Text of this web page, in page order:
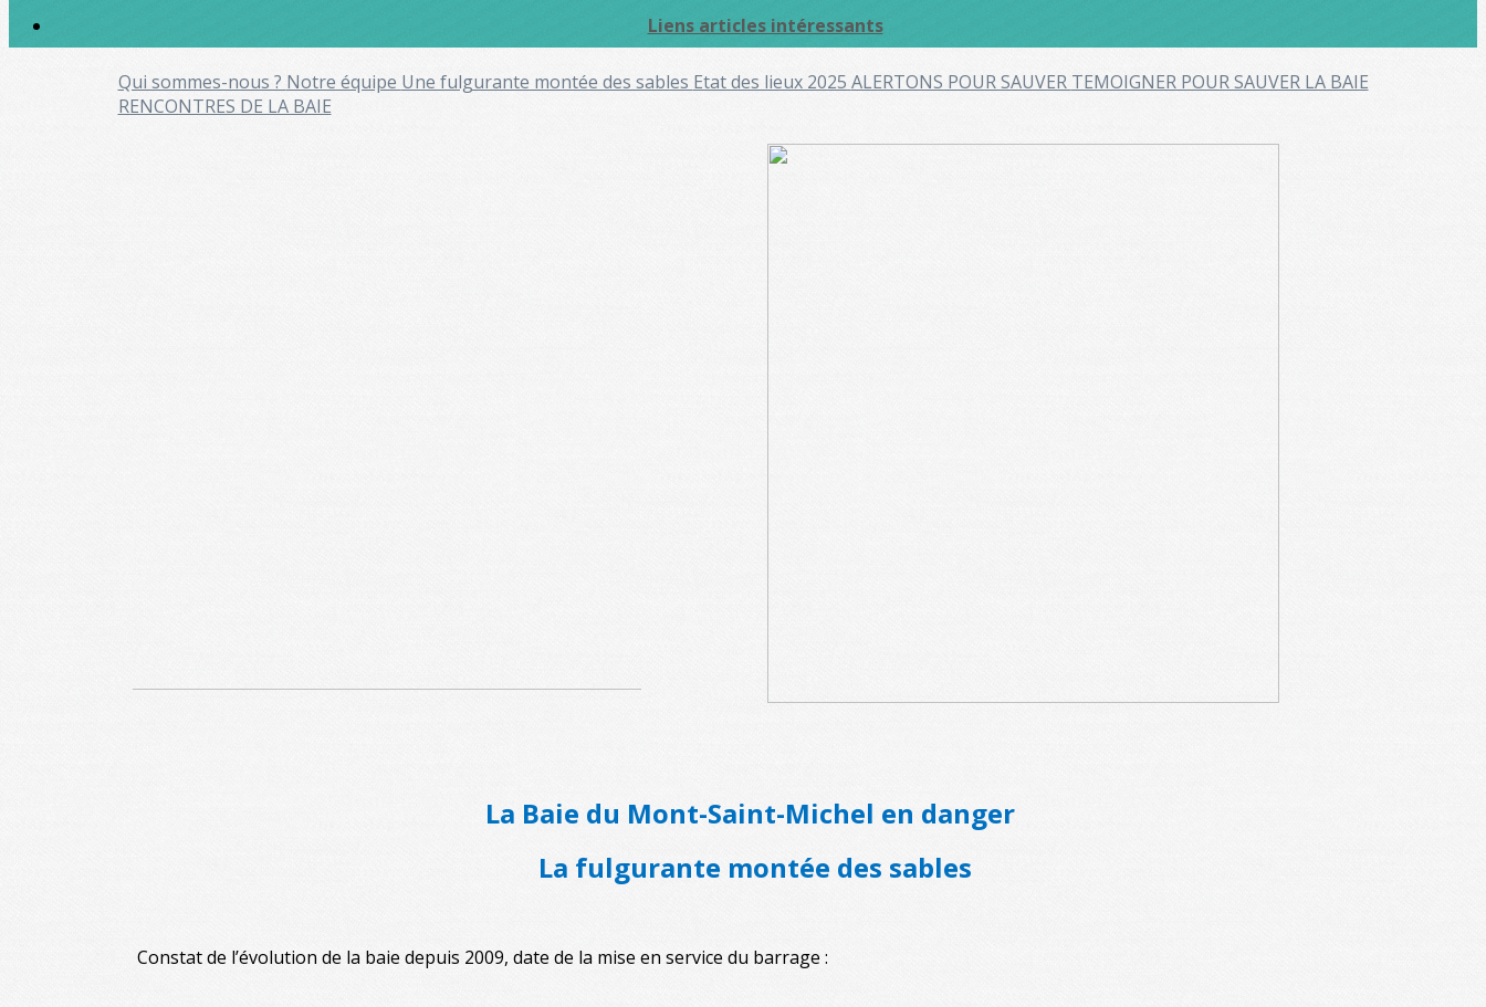
Liens articles intéressants
Qui sommes-nous ? Notre équipe Une fulgurante montée des sables Etat des lieux 2025 ALERTONS POUR SAUVER TEMOIGNER POUR SAUVER LA BAIE
RENCONTRES DE LA BAIE
La Baie du Mont-Saint-Michel en danger
La fulgurante montée des sables
Constat de l’évolution de la baie depuis 2009, date de la mise en service du barrage :